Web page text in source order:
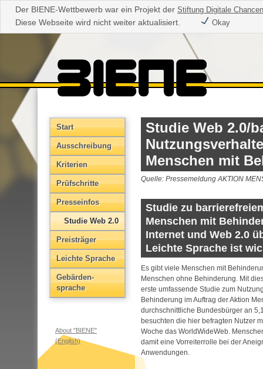
Der BIENE-Wettbewerb war ein Projekt der Stiftung Digitale Chancen
Diese Webseite wird nicht weiter aktualisiert. Okay
Start
Aus­schreibung
Kriterien
Prüfschritte
Presseinfos
Studie Web 2.0
Preisträger
Leichte Sprache
Gebärden­
sprache
About "BIENE"
(English)
Studie Web 2.0/
Menschen mit
Quelle: Pressemeldung AKTION
Studie zu
Menschen mit
Internet und Web 2.0
Leichte Sprache ist
Es gibt viele Menschen mit
Menschen ohne Behinderung. Mit
erste umfassende Studie zum
Behinderung im Auftrag der Aktion
durchschnittliche Bundesbürger an
besuchten die hier befragten Nutzer
Woche das WorldWideWeb.
damit eine Vorreiterrolle bei der
Anwendungen.